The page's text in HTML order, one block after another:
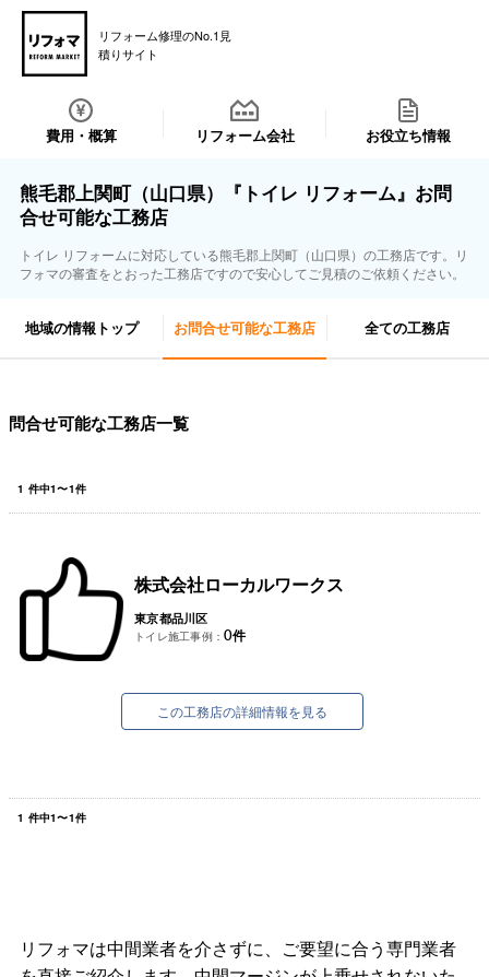
リフォーム修理のNo.1見
積りサイト
費用・概算 リフォーム会社 お役立ち情報
熊毛郡上関町（山口県）『トイレ リフォーム』お問
合せ可能な工務店
トイレ リフォームに対応している熊毛郡上関町（山口県）の工務店です。リ
フォマの審査をとおった工務店ですので安心してご見積のご依頼ください。
地域の情報トップ お問合せ可能な工務店 全ての工務店
問合せ可能な工務店一覧
1 件中1〜1件
株式会社ローカルワークス
東京都品川区
トイレ施工事例： 0件
この工務店の詳細情報を見る
1 件中1〜1件
リフォマは中間業者を介さずに、ご要望に合う専門業者